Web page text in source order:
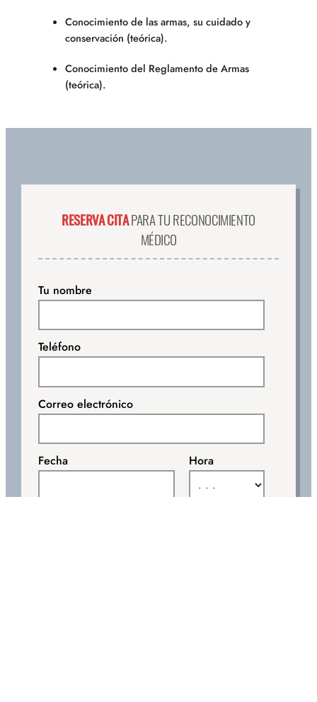
Conocimiento de las armas, su cuidado y
conservación (teórica).
Conocimiento del Reglamento de Armas
(teórica).
RESERVA CITAPARA TU RECONOCIMIENTO
MÉDICO
Tu nombre
Teléfono
Correo electrónico
Fecha Hora